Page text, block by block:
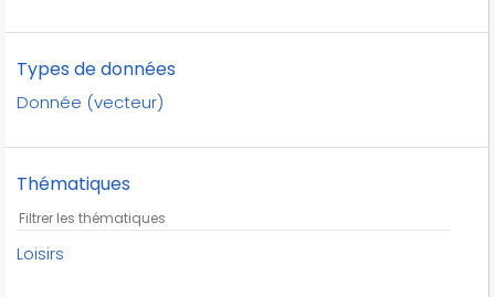
Types de données
Donnée (vecteur)
Thématiques
Loisirs